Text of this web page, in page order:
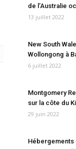
de l’Australie
13 juillet 2022
New South
Wollongong à
6 juillet 2022
Montgomery
sur la côte du
29 juin 2022
Hébergements